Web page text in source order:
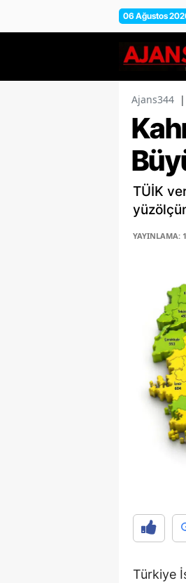
06 Ağustos
Ajans344 |
TÜİK
YAYINLAMA:
Türkiye